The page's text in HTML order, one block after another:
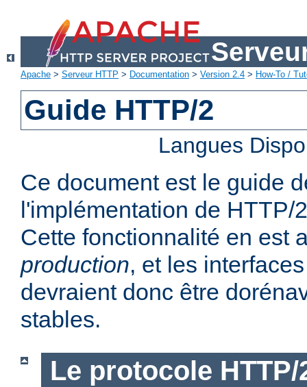
Apache > Serveur HTTP > Documentation > Version 2.4 > How-To /
Guide HTTP/2
Langues
Ce document est le guide
l'implémentation de HTTP/
Cette fonctionnalité en est
production, et les
devraient donc être
stables.
Le protocole HTTP/